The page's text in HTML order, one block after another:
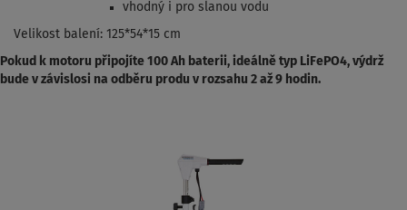
vhodný i pro slanou vodu
Velikost balení: 125*54*15 cm
Pokud k motoru připojíte 100 Ah baterii, ideálně typ LiFePO4, výdrž
bude v závislosi na odběru produ v rozsahu 2 až 9 hodin.